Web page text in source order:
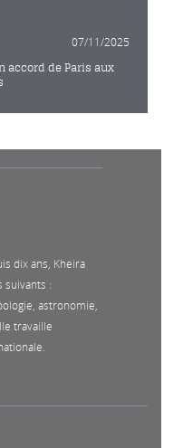
07/11/2025
accord de Paris aux
dix ans, Kheira
suivants :
astronomie,
travaille